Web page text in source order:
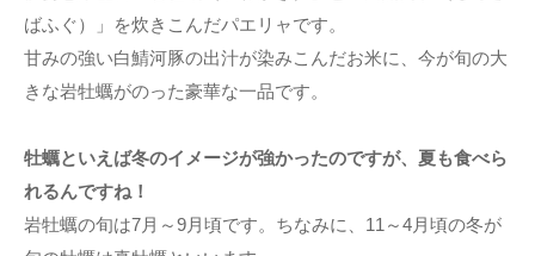
ばふぐ）」を炊きこんだパエリャです。
甘みの強い白鯖河豚の出汁が染みこんだお米に、今が旬の大
きな岩牡蠣がのった豪華な一品です。
牡蠣といえば冬のイメージが強かったのですが、夏も食べら
れるんですね！
岩牡蠣の旬は7月～9月頃です。ちなみに、11～4月頃の冬が